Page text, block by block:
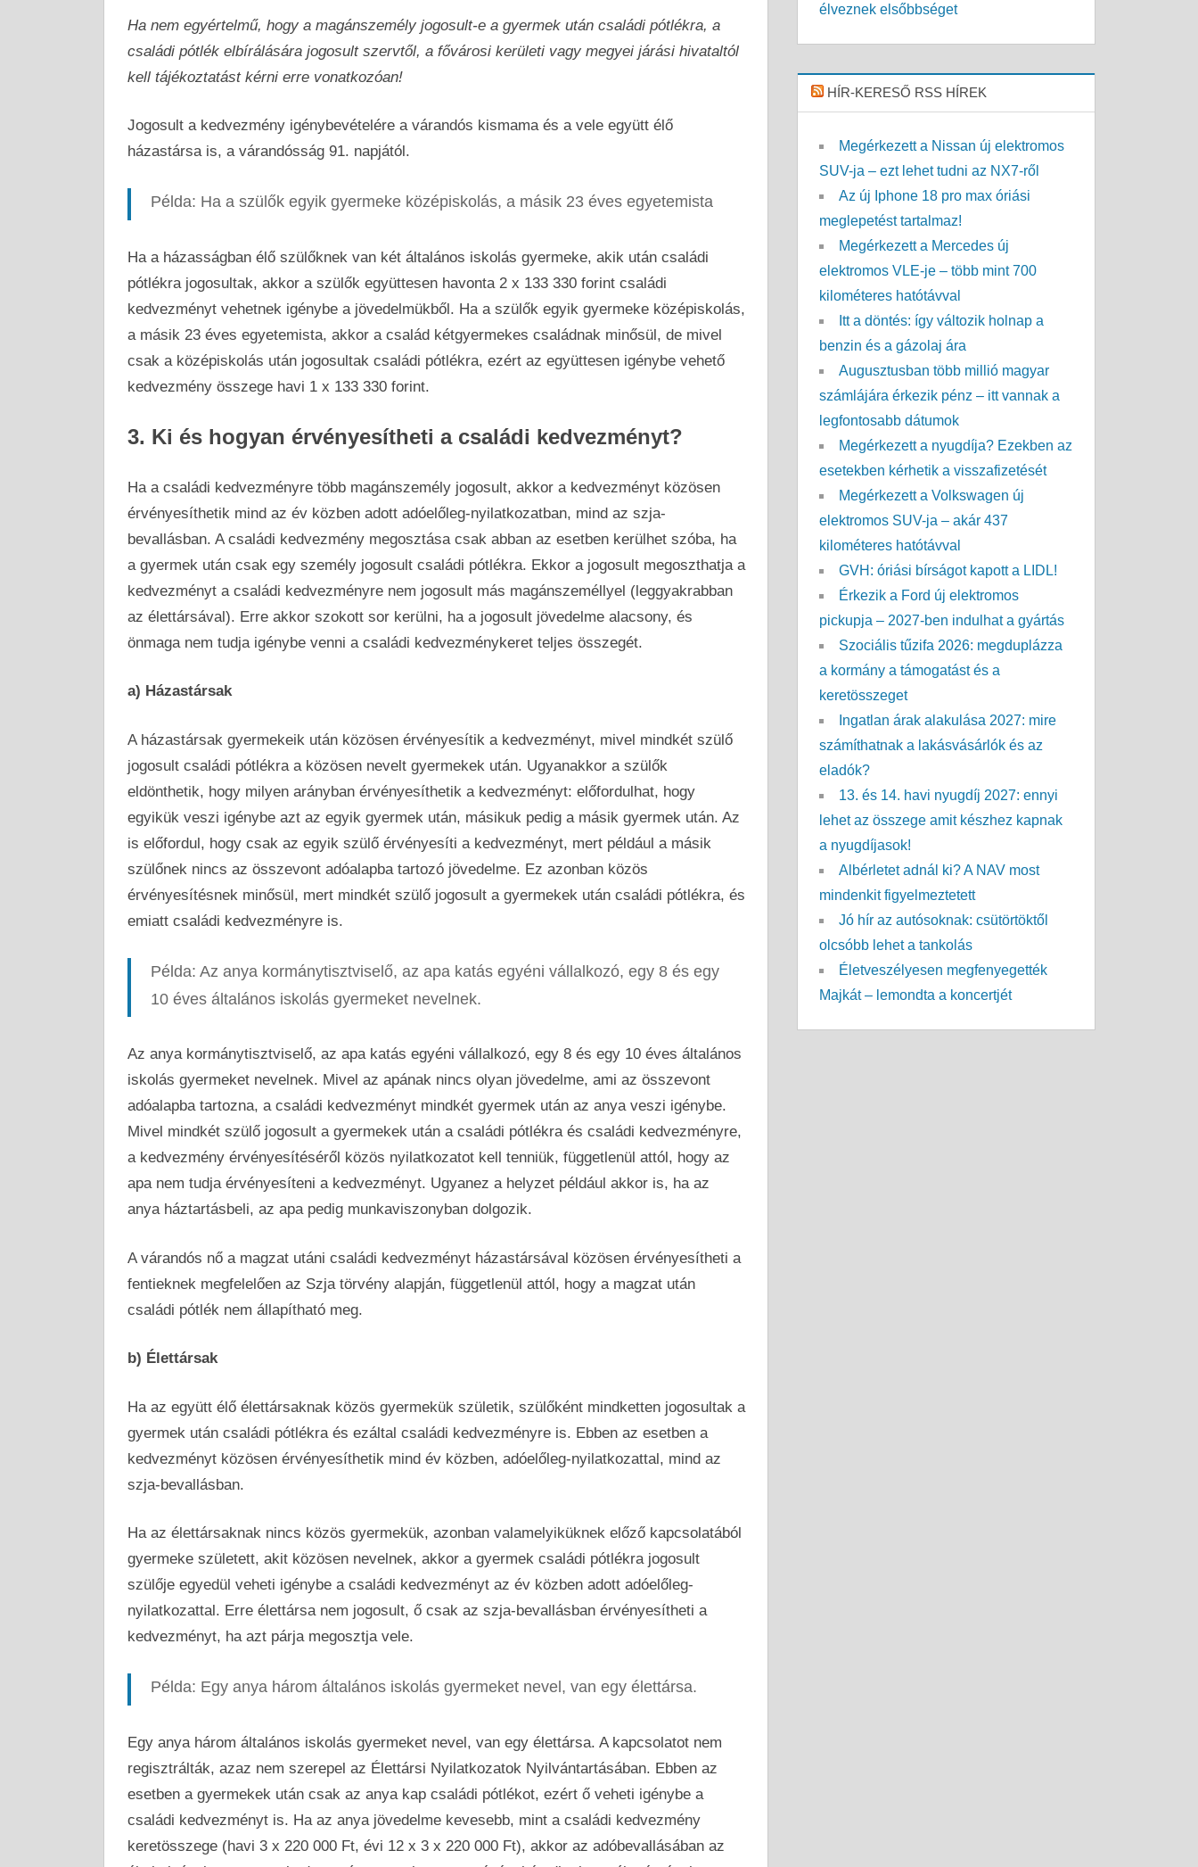
Ha nem egyértelmű, hogy a magánszemély jogosult-e a gyermek után családi pótlékra, a
családi pótlék elbírálására jogosult szervtől, a fővárosi kerületi vagy megyei járási hivataltól
kell tájékoztatást kérni erre vonatkozóan!
Jogosult a kedvezmény igénybevételére a várandós kismama és a vele együtt élő
házastársa is, a várandósság 91. napjától.
Példa: Ha a szülők egyik gyermeke középiskolás, a másik 23 éves egyetemista
Ha a házasságban élő szülőknek van két általános iskolás gyermeke, akik után családi
pótlékra jogosultak, akkor a szülők együttesen havonta 2 x 133 330 forint családi
kedvezményt vehetnek igénybe a jövedelmükből. Ha a szülők egyik gyermeke középiskolás,
a másik 23 éves egyetemista, akkor a család kétgyermekes családnak minősül, de mivel
csak a középiskolás után jogosultak családi pótlékra, ezért az együttesen igénybe vehető
kedvezmény összege havi 1 x 133 330 forint.
3. Ki és hogyan érvényesítheti a családi kedvezményt?
Ha a családi kedvezményre több magánszemély jogosult, akkor a kedvezményt közösen
érvényesíthetik mind az év közben adott adóelőleg-nyilatkozatban, mind az szja-
bevallásban. A családi kedvezmény megosztása csak abban az esetben kerülhet szóba, ha
a gyermek után csak egy személy jogosult családi pótlékra. Ekkor a jogosult megoszthatja a
kedvezményt a családi kedvezményre nem jogosult más magánszeméllyel (leggyakrabban
az élettársával). Erre akkor szokott sor kerülni, ha a jogosult jövedelme alacsony, és
önmaga nem tudja igénybe venni a családi kedvezménykeret teljes összegét.
a) Házastársak
A házastársak gyermekeik után közösen érvényesítik a kedvezményt, mivel mindkét szülő
jogosult családi pótlékra a közösen nevelt gyermekek után. Ugyanakkor a szülők
eldönthetik, hogy milyen arányban érvényesíthetik a kedvezményt: előfordulhat, hogy
egyikük veszi igénybe azt az egyik gyermek után, másikuk pedig a másik gyermek után. Az
is előfordul, hogy csak az egyik szülő érvényesíti a kedvezményt, mert például a másik
szülőnek nincs az összevont adóalapba tartozó jövedelme. Ez azonban közös
érvényesítésnek minősül, mert mindkét szülő jogosult a gyermekek után családi pótlékra, és
emiatt családi kedvezményre is.
Példa: Az anya kormánytisztviselő, az apa katás egyéni vállalkozó, egy 8 és egy
10 éves általános iskolás gyermeket nevelnek.
Az anya kormánytisztviselő, az apa katás egyéni vállalkozó, egy 8 és egy 10 éves általános
iskolás gyermeket nevelnek. Mivel az apának nincs olyan jövedelme, ami az összevont
adóalapba tartozna, a családi kedvezményt mindkét gyermek után az anya veszi igénybe.
Mivel mindkét szülő jogosult a gyermekek után a családi pótlékra és családi kedvezményre,
a kedvezmény érvényesítéséről közös nyilatkozatot kell tenniük, függetlenül attól, hogy az
apa nem tudja érvényesíteni a kedvezményt. Ugyanez a helyzet például akkor is, ha az
anya háztartásbeli, az apa pedig munkaviszonyban dolgozik.
A várandós nő a magzat utáni családi kedvezményt házastársával közösen érvényesítheti a
fentieknek megfelelően az Szja törvény alapján, függetlenül attól, hogy a magzat után
családi pótlék nem állapítható meg.
b) Élettársak
Ha az együtt élő élettársaknak közös gyermekük születik, szülőként mindketten jogosultak a
gyermek után családi pótlékra és ezáltal családi kedvezményre is. Ebben az esetben a
kedvezményt közösen érvényesíthetik mind év közben, adóelőleg-nyilatkozattal, mind az
szja-bevallásban.
Ha az élettársaknak nincs közös gyermekük, azonban valamelyiküknek előző kapcsolatából
gyermeke született, akit közösen nevelnek, akkor a gyermek családi pótlékra jogosult
szülője egyedül veheti igénybe a családi kedvezményt az év közben adott adóelőleg-
nyilatkozattal. Erre élettársa nem jogosult, ő csak az szja-bevallásban érvényesítheti a
kedvezményt, ha azt párja megosztja vele.
Példa: Egy anya három általános iskolás gyermeket nevel, van egy élettársa.
Egy anya három általános iskolás gyermeket nevel, van egy élettársa. A kapcsolatot nem
regisztrálták, azaz nem szerepel az Élettársi Nyilatkozatok Nyilvántartásában. Ebben az
esetben a gyermekek után csak az anya kap családi pótlékot, ezért ő veheti igénybe a
családi kedvezményt is. Ha az anya jövedelme kevesebb, mint a családi kedvezmény
keretösszege (havi 3 x 220 000 Ft, évi 12 x 3 x 220 000 Ft), akkor az adóbevallásában az
élveznek elsőbbséget
HÍR-KERESŐ RSS HÍREK
Megérkezett a Nissan új elektromos
SUV-ja – ezt lehet tudni az NX7-ről
Az új Iphone 18 pro max óriási
meglepetést tartalmaz!
Megérkezett a Mercedes új
elektromos VLE-je – több mint 700
kilométeres hatótávval
Itt a döntés: így változik holnap a
benzin és a gázolaj ára
Augusztusban több millió magyar
számlájára érkezik pénz – itt vannak a
legfontosabb dátumok
Megérkezett a nyugdíja? Ezekben az
esetekben kérhetik a visszafizetését
Megérkezett a Volkswagen új
elektromos SUV-ja – akár 437
kilométeres hatótávval
GVH: óriási bírságot kapott a LIDL!
Érkezik a Ford új elektromos
pickupja – 2027-ben indulhat a gyártás
Szociális tűzifa 2026: megduplázza
a kormány a támogatást és a
keretösszeget
Ingatlan árak alakulása 2027: mire
számíthatnak a lakásvásárlók és az
eladók?
13. és 14. havi nyugdíj 2027: ennyi
lehet az összege amit készhez kapnak
a nyugdíjasok!
Albérletet adnál ki? A NAV most
mindenkit figyelmeztetett
Jó hír az autósoknak: csütörtöktől
olcsóbb lehet a tankolás
Életveszélyesen megfenyegették
Majkát – lemondta a koncertjét